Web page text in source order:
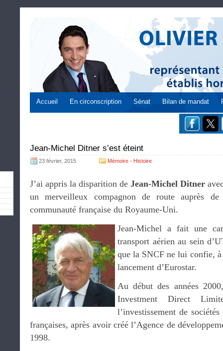
Accueil En circonscription Sénat Bilan de mandat
Jean-Michel Ditner s’est éteint
23 février, 2015 Mémoire - Histoire
J’ai appris la disparition de Jean-Michel Ditner
un merveilleux compagnon de route auprès
communauté française du Royaume-Uni.
Jean-Michel a fait une
transport aérien au sein
que la SNCF ne lui confie,
lancement d’Eurostar.
Au début des années
Investment Direct
l’investissement de
françaises, après avoir créé l’Agence de
1998.